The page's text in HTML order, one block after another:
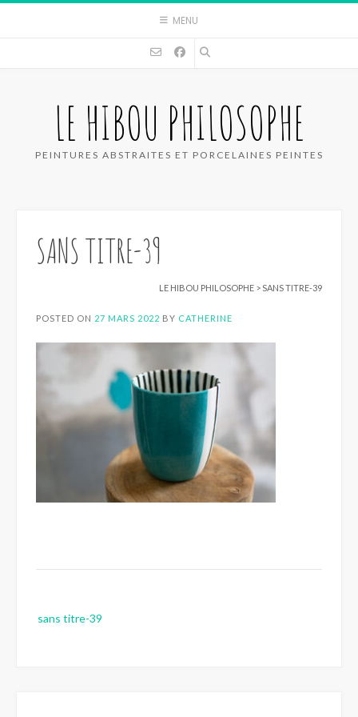
Skip
MENU
LE HIBOU PHILOSOPHE
PEINTURES ABSTRAITES ET PORCELAINES PEINTES
SANS TITRE-39
LE HIBOU PHILOSOPHE > SANS TITRE-39
POSTED ON 27 MARS 2022 BY CATHERINE
navigation
sans titre-39